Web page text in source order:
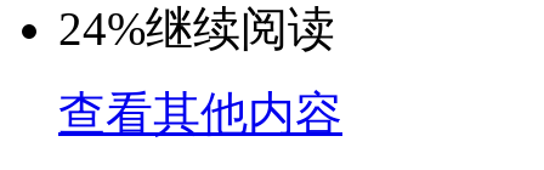
24%继续阅读
查看其他内容